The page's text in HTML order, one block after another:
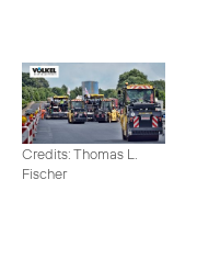
Credits: Thomas L.
Fischer